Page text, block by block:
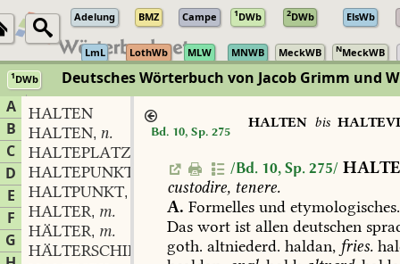
Adelung BMZ Campe 1DWb 2DWb ElsWb
LmL LothWb MLW MNWB MeckWB NMeckWB
1DWb Deutsches Wörterbuch von Jacob Grimm und
A
B
C
D
E
F
G
HALTEN
HALTEN, n.
HALTEPLATZ
HALTEPUNKT
HALTPUNKT,
HALTER, m.
HÄLTER, m.
HÄLTERSCHIFF
Bd. 10, Sp. 275
HALTEN bis
/Bd. 10, Sp. 275/
custodire, tenere.
A. Formelles und etymologisches.
Das wort ist allen deutschen
goth. altniederd. haldan, fries.